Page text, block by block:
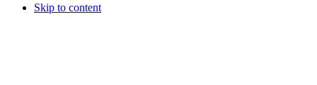
Skip to content